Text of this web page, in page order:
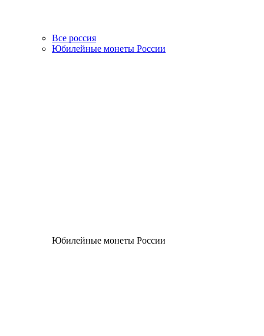
Все россия
Юбилейные монеты России
Юбилейные монеты России